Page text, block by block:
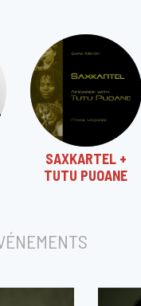
SAXKARTEL +
TUTU PUOANE